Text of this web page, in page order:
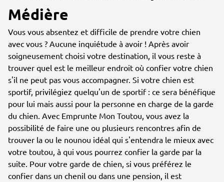
Médière
Vous vous absentez et difficile de prendre votre chien
avec vous ? Aucune inquiétude à avoir ! Après avoir
soigneusement choisi votre destination, il vous reste à
trouver quel est le meilleur endroit où confier votre chien
s'il ne peut pas vous accompagner. Si votre chien est
sportif, privilégiez quelqu'un de sportif : ce sera bénéfique
pour lui mais aussi pour la personne en charge de la garde
du chien. Avec Emprunte Mon Toutou, vous avez la
possibilité de faire une ou plusieurs rencontres afin de
trouver la ou le nounou idéal qui s'entendra le mieux avec
votre toutou, à qui vous pourrez confier la garde par la
suite. Pour votre garde de chien, si vous préférez le
confier dans un chenil ou dans une pension, il est